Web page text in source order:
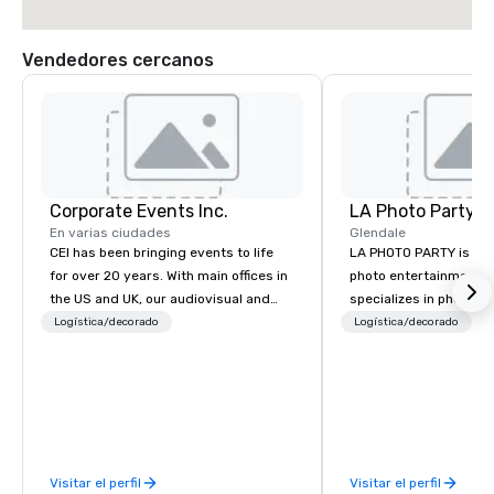
Vendedores cercanos
Corporate Events Inc.
En varias ciudades
CEI has been bringing events to life
for over 20 years. With main offices in
the US and UK, our audiovisual and
production company is equipped to
are perfectly planned and executed.
Logística/decorado
Visitar el perfil
LA Photo Party
Glendale
LA PHOTO PARTY is
photo entertainment
specializes in photo
events and
immersive
Logística/decorado
Visitar el perfil